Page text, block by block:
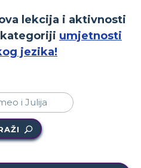
lekcija i aktivnosti
umjetnosti
jezika!